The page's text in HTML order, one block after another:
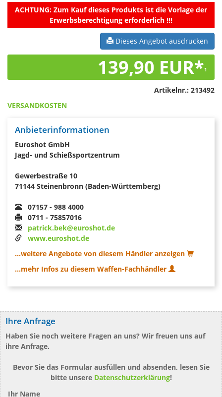
ACHTUNG: Zum Kauf dieses Produkts ist die Vorlage der
Erwerbsberechtigung erforderlich !!!
Dieses Angebot ausdrucken
139,90 EUR*1
Artikelnr.: 213492
VERSANDKOSTEN
Anbieterinformationen
Euroshot GmbH
Jagd- und Schießsportzentrum
Gewerbestraße 10
71144 Steinenbronn (Baden-Württemberg)
07157 - 988 4000
0711 - 75857016
patrick.bek@euroshot.de
www.euroshot.de
...weitere Angebote von diesem Händler anzeigen
...mehr Infos zu diesem Waffen-Fachhändler
Ihre Anfrage
Haben Sie noch weitere Fragen an uns? Wir freuen uns auf
ihre Anfrage.
Bevor Sie das Formular ausfüllen und absenden, lesen Sie
bitte unsere Datenschutzerklärung!
Ihr Name